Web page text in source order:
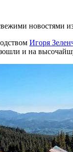
новостями
Игоря
и на